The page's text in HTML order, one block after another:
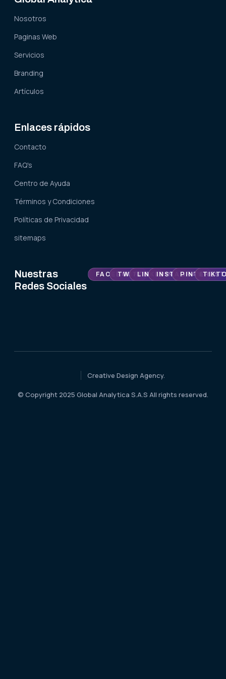
Nosotros
Paginas Web
Servicios
Branding
Artículos
Enlaces rápidos
Contacto
FAQ's
Centro de Ayuda
Términos y Condiciones
Políticas de Privacidad
sitemaps
Nuestras
Redes Sociales
FACEBOOK
TWITTERLINKEDININSTAGRAMPINTEREST
Creative Design Agency.
© Copyright 2025 Global Analytica S.A.S All rights reserved.